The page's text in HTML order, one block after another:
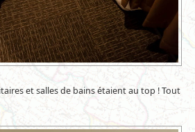
et salles de bains étaient au top ! Tout